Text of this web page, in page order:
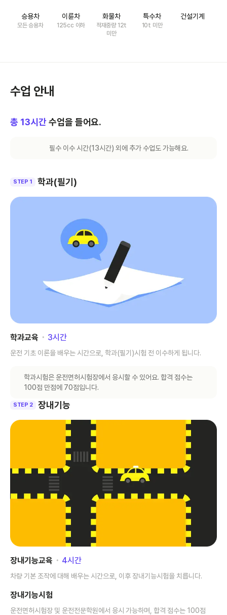
승용차
모든 승용차
이륜차
125cc 이하
화물차
적재중량 12t
미만
특수차
10t 미만
건설기계
수업 안내
총 13시간 수업을 들어요.
필수 이수 시간(13시간) 외에 추가 수업도 가능해요.
STEP 1 학과(필기)
학과교육 ･ 3시간
운전 기초 이론을 배우는 시간으로, 학과(필기)시험 전 이수하게 됩니다.
학과시험은 운전면허시험장에서 응시할 수 있어요. 합격 점수는
100점 만점에 70점입니다.
STEP 2 장내기능
장내기능교육 ･ 4시간
차량 기본 조작에 대해 배우는 시간으로, 이후 장내기능시험을 치릅니다.
장내기능시험
운전면허시험장 및 운전전문학원에서 응시 가능하며, 합격 점수는 100점